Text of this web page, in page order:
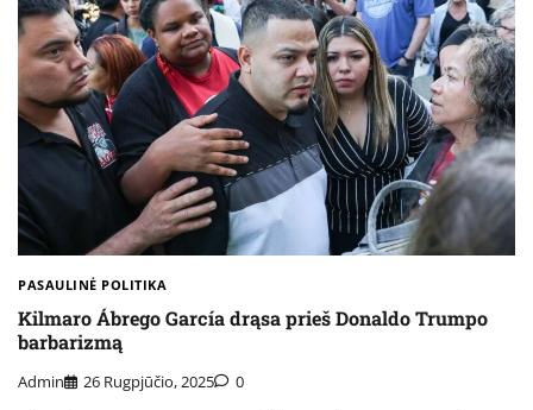
PASAULINĖ POLITIKA
Kilmaro Ábrego García drąsa prieš Donaldo Trumpo
barbarizmą
Admin 26 Rugpjūčio, 2025 0